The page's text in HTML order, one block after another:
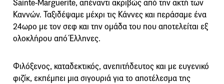
Sainte-Marguerite, απέναντι ακριβώς από την ακτή των
Καννών. Ταξιδέψαμε μέχρι τις Κάννες και περάσαμε ένα
24ωρο με τον σεφ και την ομάδα του που αποτελείται εξ
ολοκλήρου από Έλληνες.
Φιλόξενος, καταδεκτικός, ανεπιτήδευτος και με ευγενικό
φιζίκ, εκπέμπει μια σιγουριά για το αποτέλεσμα της